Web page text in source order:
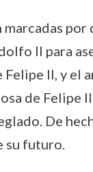
por
II para
Felipe II, y el
de Felipe
De
su futuro.